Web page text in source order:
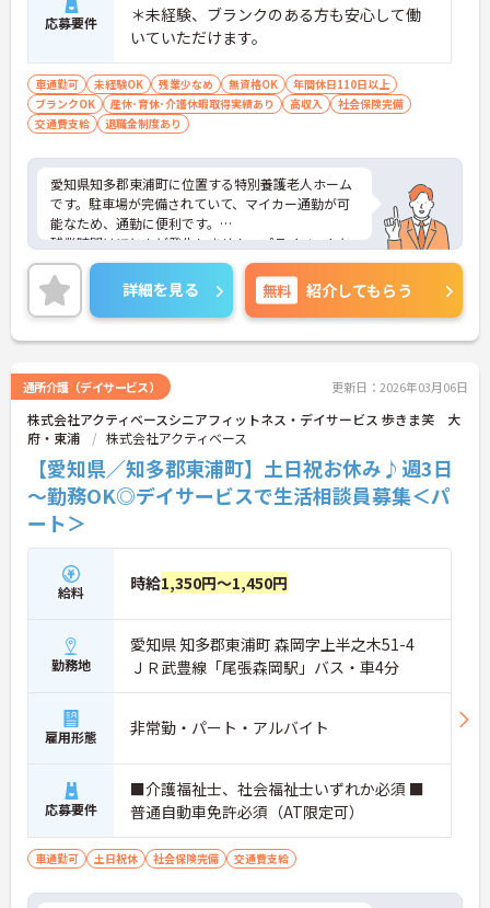
応募要件
＊未経験、ブランクのある方も安心して働
いていただけます。
車通勤可 未経験OK 残業少なめ 無資格OK
年間休日110日以上
ブランクOK
産休･育休･介護休暇取得実績あり 高収入
社会保険完備
交通費支給
退職金制度あり
愛知県知多郡東浦町に位置する特別養護老人ホーム
です。駐車場が完備されていて、マイカー通勤が可
能なため、通勤に便利です。
残業時間はほとんど発生しません。プライベートと
メリハリをつけて勤務できます。
また、育児休暇取得実績があり、お子様がいらっし
ゃる方に理解がある会社なので、とても働きやすい
環境です。
ご興味をお持ちの方には、詳細の情報や面接のポイ
さい。
詳細を見る 無料 紹介してもらう
通所介護（デイサービス） 更新日：2026年03月06日
株式会社アクティベースシニアフィットネス・デイサービス 歩きま笑 大
府・東浦
株式会社アクティベース
【愛知県／知多郡東浦町】土日祝お休み♪週3日
～勤務OK◎デイサービスで生活相談員募集＜パ
ート＞
給料 時給1,350円～1,450円
勤務地
愛知県 知多郡東浦町 森岡字上半之木51-4
ＪＲ武豊線「尾張森岡駅」バス・車4分
雇用形態 非常勤・パート・アルバイト
応募要件
■介護福祉士、社会福祉士いずれか必須 ■
普通自動車免許必須（AT限定可）
車通勤可 土日祝休 社会保険完備 交通費支給